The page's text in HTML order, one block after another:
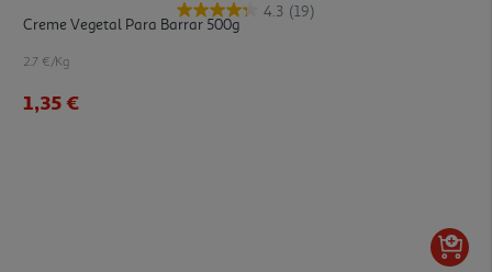
4.3 (19)
Creme Vegetal Para Barrar 500g
2.7 €/Kg
1,35 €